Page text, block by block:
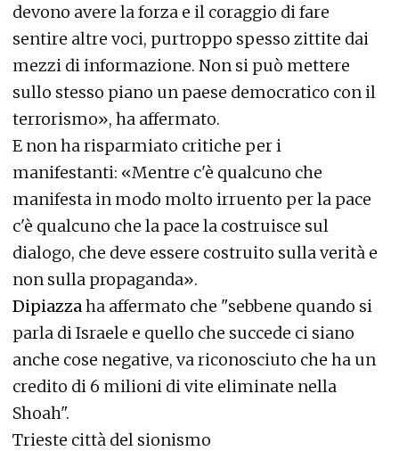
devono avere la forza e il coraggio di fare
sentire altre voci, purtroppo spesso zittite dai
mezzi di informazione. Non si può mettere
sullo stesso piano un paese democratico con il
terrorismo», ha affermato.
E non ha risparmiato critiche per i
manifestanti: «Mentre c'è qualcuno che
manifesta in modo molto irruento per la pace
c'è qualcuno che la pace la costruisce sul
dialogo, che deve essere costruito sulla verità e
non sulla propaganda».
Dipiazza ha affermato che "sebbene quando si
parla di Israele e quello che succede ci siano
anche cose negative, va riconosciuto che ha un
credito di 6 milioni di vite eliminate nella
Shoah".
Trieste città del sionismo